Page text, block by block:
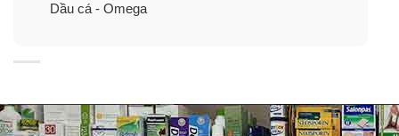
rất quan trọng đối với sức khỏe con người và cung cấp
Krill (nhuyễn thể) là loài giáp xác nhỏ giàu Omega-3 ở
dạng Phospholipid giúp dễ hấp thụ trong cơ thể con
Dầu cá - Omega